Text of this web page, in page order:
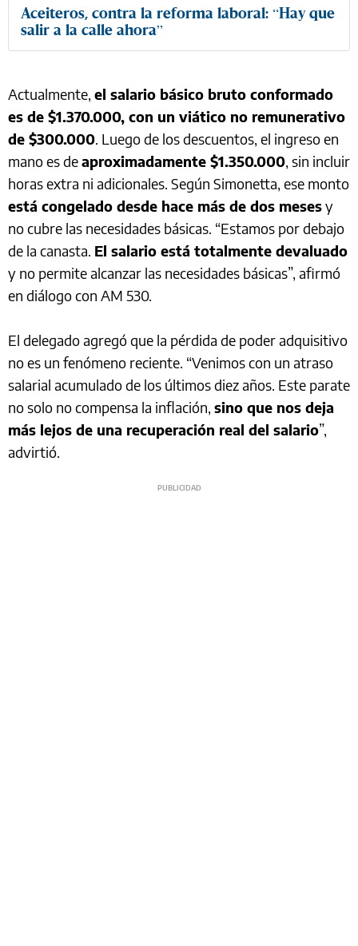
Aceiteros, contra la reforma laboral: “Hay que
salir a la calle ahora”
Actualmente, el salario básico bruto conformado
es de $1.370.000, con un viático no remunerativo
de $300.000. Luego de los descuentos, el ingreso en
mano es deaproximadamente $1.350.000, sin incluir
horas extra ni adicionales. Según Simonetta, ese monto
está congelado desde hace más de dos mesesy
no cubre las necesidades básicas. “Estamos por debajo
de la canasta. El salario está totalmente devaluado
y no permite alcanzar las necesidades básicas”, afirmó
en diálogo con AM 530.
El delegado agregó que la pérdida de poder adquisitivo
no es un fenómeno reciente. “Venimos con un atraso
salarial acumulado de los últimos diez años. Este parate
no solo no compensa la inflación, sino que nos deja
más lejos de una recuperación real del salario”,
advirtió.